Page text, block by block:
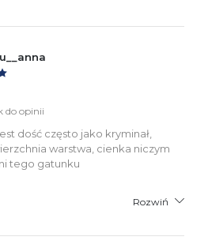
do opinii
dość często jako kryminał,
warstwa, cienka niczym
tego gatunku
Rozwiń